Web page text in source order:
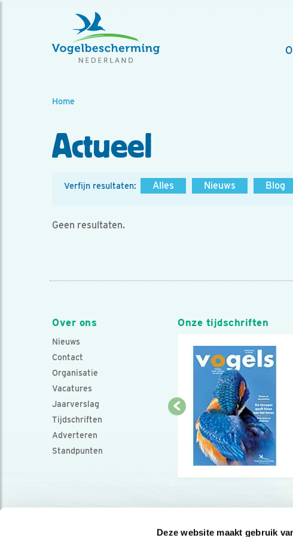
Deze website maakt gebruik
Home
Actueel
Verfijn resultaten: Alles Nieuws Blog
Geen resultaten.
Over ons
Nieuws
Contact
Organisatie
Vacatures
Jaarverslag
Tijdschriften
Adverteren
Standpunten
Onze tijdschriften